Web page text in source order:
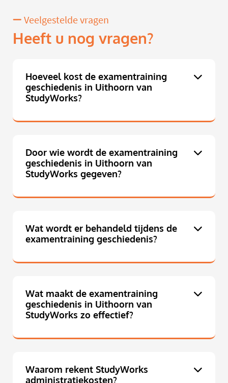
Veelgestelde vragen
Heeft u nog vragen?
Hoeveel kost de examentraining
geschiedenis in Uithoorn van
StudyWorks?
Door wie wordt de examentraining
geschiedenis in Uithoorn van
StudyWorks gegeven?
Wat wordt er behandeld tijdens de
examentraining geschiedenis?
Wat maakt de examentraining
geschiedenis in Uithoorn van
StudyWorks zo effectief?
Waarom rekent StudyWorks
administratiekosten?